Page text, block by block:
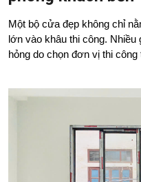
Một bộ cửa đẹp không chỉ
lớn vào khâu thi công.
hỏng do chọn đơn vị thi công